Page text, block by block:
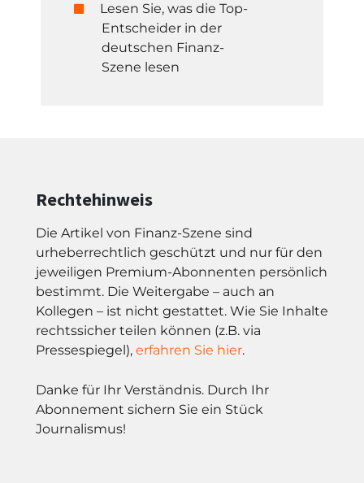
Lesen Sie, was die Top-
Entscheider in der
deutschen Finanz-
Szene lesen
Rechtehinweis
Die Artikel von Finanz-Szene sind
urheberrechtlich geschützt und nur für den
jeweiligen Premium-Abonnenten persönlich
bestimmt. Die Weitergabe – auch an
Kollegen – ist nicht gestattet. Wie Sie Inhalte
rechtssicher teilen können (z.B. via
Pressespiegel), erfahren Sie hier.
Danke für Ihr Verständnis. Durch Ihr
Abonnement sichern Sie ein Stück
Journalismus!